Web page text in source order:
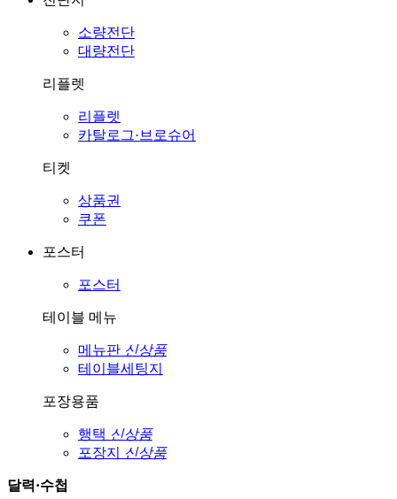
소량전단
대량전단
리플렛
리플렛
카탈로그·브로슈어
티켓
상품권
쿠폰
포스터
포스터
테이블 메뉴
메뉴판 신상품
테이블세팅지
포장용품
행택 신상품
포장지
신상품
달력·수첩